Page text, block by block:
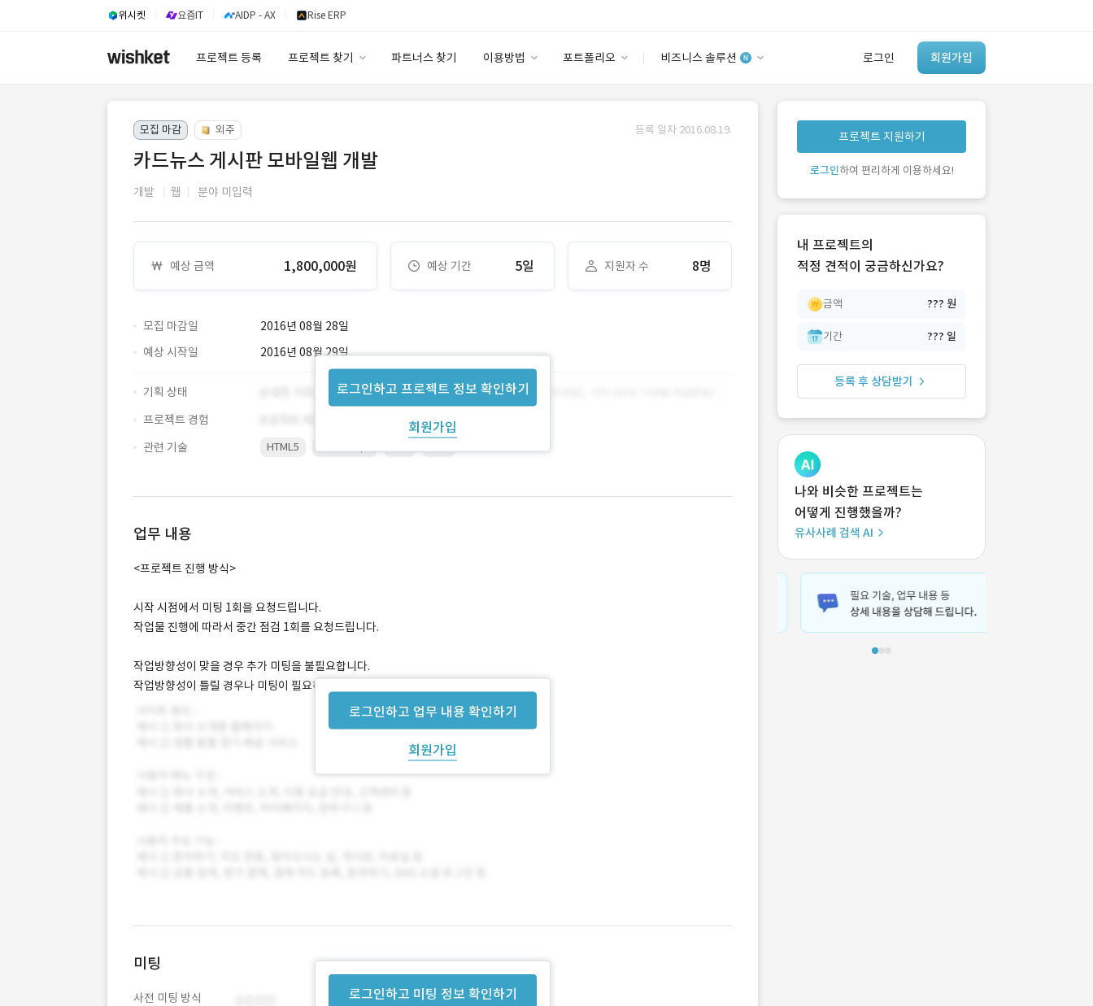
위시켓 요즘IT AIDP - AX Rise ERP
프로젝트 등록 프로젝트 찾기 파트너스 찾기 이용방법 포트폴리오 비즈니스 솔루션 로그인 회원가입
안심 코드 케어
유사사례 검색 AI
‘이런 거’ 만들어본
개발 회사 있어?
모집 마감 외주 등록 일자 2016.08.19.
카드뉴스 게시판 모바일웹 개발
개발 웹 분야 미입력
예상 금액 1,800,000원 예상 기간 5일 지원자 수 8명
모집 마감일 2016년 08월 28일
로그인하고 프로젝트 정보 확인하기
회원가입
예상 시작일 2016년 08월 29일
기획 상태
프로젝트 경험
관련 기술
HTML5
업무 내용
로그인하고 업무 내용 확인하기
회원가입
<프로젝트 진행 방식>
시작 시점에서 미팅 1회을 요청드립니다.
작업물 진행에 따라서 중간 점검 1회를 요청드립니다.
작업방향성이 맞을 경우 추가 미팅을 불필요합니다.
작업방향성이 틀릴 경우나 미팅이 필요하다고 느낄 경우 미팅 진행예정입니다.
로그인하고 미팅 정보 확인하기
미팅
사전 미팅 방식
프로젝트 지원하기
로그인하여 편리하게 이용하세요!
내 프로젝트의
적정 견적이 궁금하신가요?
금액 ??? 원
기간 ??? 일
등록 후 상담받기
나와 비슷한 프로젝트는
어떻게 진행했을까?
유사사례 검색 AI